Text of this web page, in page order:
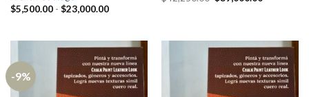
$5,500.00 - $23,000.00Rango
$5,500.00
hasta
$23,000.00
precio
-9%